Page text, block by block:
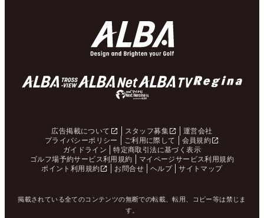
広告掲載について スタッフ募集
運営会社
プライバシーポリシー
ご利用に際して
会員規約
ガイドライン
特定商取引法に基づく表示
ゴルフ場予約サービス利用規約
マイページサービス利用規約
ポイント利用規約
お問合せ ヘルプ サイトマップ
掲載されている全てのコンテンツの無断での転載、転用、コピー等は禁じま
す。